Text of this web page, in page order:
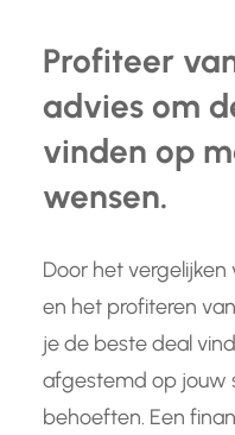
Profiteer
advies om
vinden op
wensen.
Door het
en het profiteren
je de beste deal
afgestemd op jouw
behoeften. Een